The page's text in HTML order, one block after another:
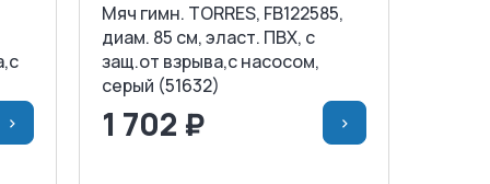
>
Мяч гимн. TORRES, FB122585,
диам. 85 см, эласт. ПВХ, с
защ.от взрыва,с насосом,
серый (51632)
1 702 ₽ >